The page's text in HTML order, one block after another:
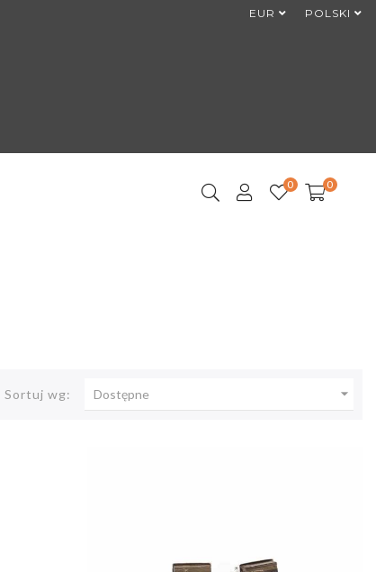
POLSKI
EUR
0 0
Sortuj wg: Dostępne 